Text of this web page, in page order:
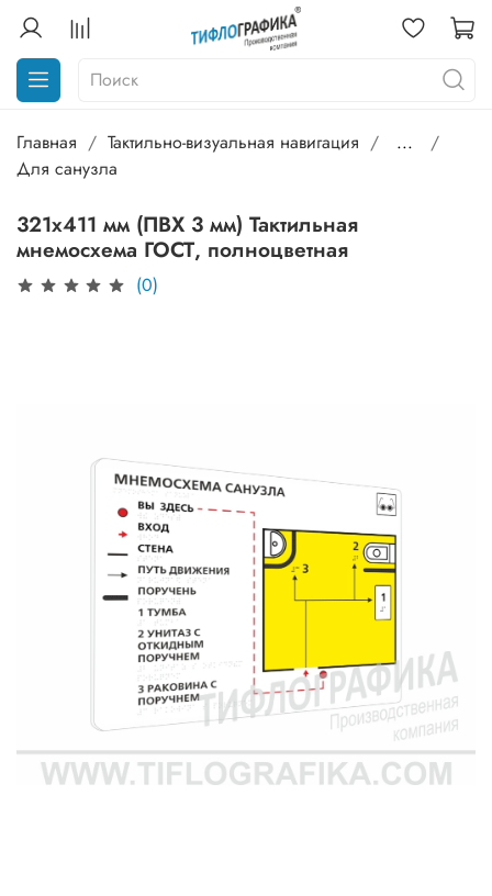
Главная Тактильно-визуальная навигация
...
Для санузла
321х411 мм (ПВХ 3 мм) Тактильная
мнемосхема ГОСТ, полноцветная
(0)